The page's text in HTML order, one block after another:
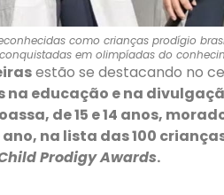
como crianças prodígio
em olimpíadas do
estão se destacando no
na educação e na
de 15 e 14 anos,
na lista das 100
Prodigy Awards.